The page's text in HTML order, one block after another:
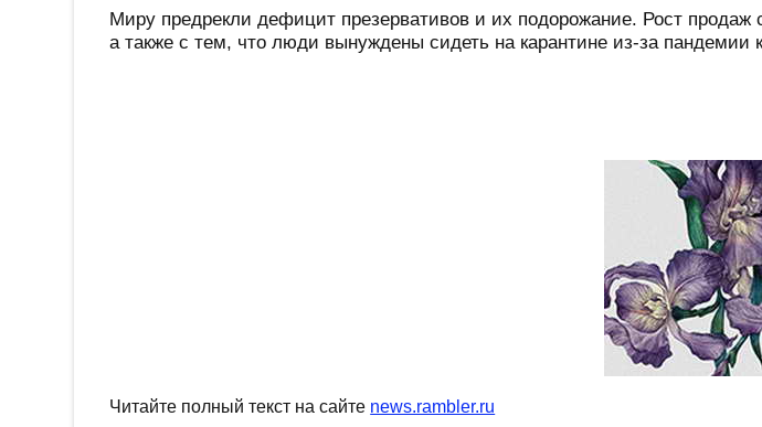
Миру предрекли дефицит презервативов и их подорожание. Рост продаж
а также с тем, что люди вынуждены сидеть на карантине из-за пандемии
Читайте полный текст на сайте news.rambler.ru